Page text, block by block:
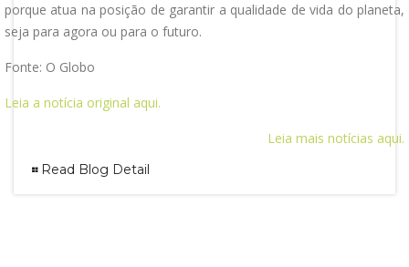
porque atua na posição de garantir a qualidade de vida do planeta,
seja para agora ou para o futuro.
Fonte: O Globo
Leia a notícia original aqui.
Leia mais notícias aqui.
Read Blog Detail